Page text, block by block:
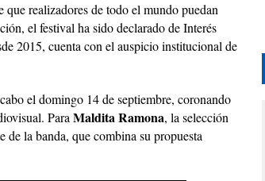
realizadores de todo el mundo puedan
el festival ha sido declarado de Interés
2015, cuenta con el auspicio institucional de
el domingo 14 de septiembre, coronando
Para Maldita Ramona, la selección
la banda, que combina su propuesta